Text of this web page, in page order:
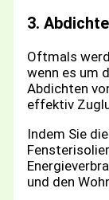
3.
Oftmals
wenn es um
Abdichten
effektiv
Indem Sie
und den